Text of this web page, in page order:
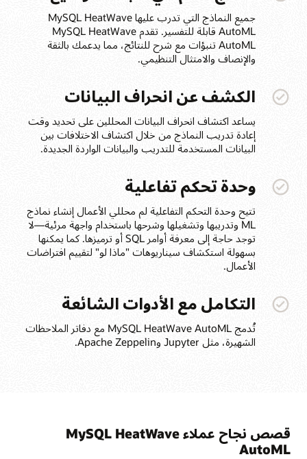
جميع النماذج التي تدرب عليها MySQL HeatWave
AutoML قابلة للتفسير. تقدم MySQL HeatWave
AutoML تنبؤات مع شرح للنتائج، مما يدعمك بالثقة
والإنصاف والامتثال التنظيمي.
الكشف عن انحراف البيانات
يساعد اكتشاف انحراف البيانات المحللين على تحديد وقت
إعادة تدريب النماذج من خلال اكتشاف الاختلافات بين
البيانات المستخدمة للتدريب والبيانات الواردة الجديدة.
وحدة تحكم تفاعلية
تتيح وحدة التحكم التفاعلية لم محللي الأعمال إنشاء نماذج
ML وتدريبها وتشغيلها وشرحها باستخدام واجهة مرئية—لا
توجد حاجة إلى معرفة أوامر SQL أو ترميزها. كما يمكنها
بسهولة استكشاف سيناريوهات "ماذا لو" لتقييم افتراضات
الأعمال.
التكامل مع الأدوات الشائعة
تُدمج MySQL HeatWave AutoML مع دفاتر الملاحظات
الشهيرة، مثل Jupyter وApache Zeppelin.
قصص نجاح عملاء MySQL HeatWave
AutoML